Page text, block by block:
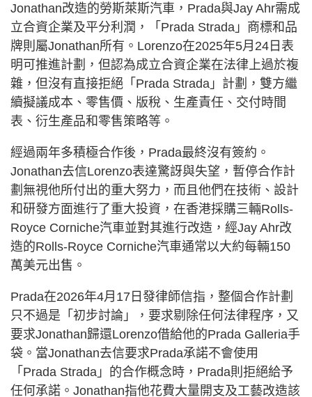
Jonathan改造的勞斯萊斯汽車，Prada與Jay Ahr需成
立合資企業及平分利潤，「Prada Strada」商標和品
牌則屬Jonathan所有。Lorenzo在2025年5月24日表
明可推進計劃，但認為成立合資企業在法律上過於複
雜，但沒有直接拒絕「Prada Strada」計劃，雙方繼
續擬議成本、零售價、版稅、生產責任、交付時間
表、衍生產品和零售策略等。
經過兩年多積極合作後，Prada最終沒有簽約。
Jonathan去信Lorenzo表達驚訝與失望，暫停合作計
劃無視他所付出的重大努力，而且他們在技術、設計
和研發方面進行了重大投資，在香港採購三輛Rolls-
Royce Corniche汽車並對其進行改造，經Jay Ahr改
造的Rolls-Royce Corniche汽車通常以大約每輛150
萬美元出售。
Prada在2026年4月17日發律師信指，整個合作計劃
只不過是「初步討論」，要求剔除任何法律程序，又
要求Jonathan歸還Lorenzo借給他的Prada Galleria手
袋。當Jonathan去信要求Prada承諾不會使用
「Prada Strada」的合作概念時，Prada則拒絕給予
任何承諾。Jonathan指他花費大量開支及工藝改造該